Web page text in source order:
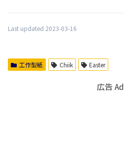
Last updated 2023-03-16
工作型紙 Chiik Easter
広告 Ad